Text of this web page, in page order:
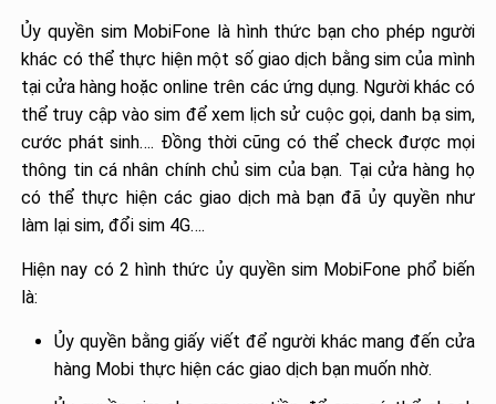
Ủy quyền sim MobiFone là hình thức bạn cho phép người
khác có thể thực hiện một số giao dịch bằng sim của mình
tại cửa hàng hoặc online trên các ứng dụng. Người khác có
thể truy cập vào sim để xem lịch sử cuộc gọi, danh bạ sim,
cước phát sinh…. Đồng thời cũng có thể check được mọi
thông tin cá nhân chính chủ sim của bạn. Tại cửa hàng họ
có thể thực hiện các giao dịch mà bạn đã ủy quyền như
làm lại sim, đổi sim 4G….
Hiện nay có 2 hình thức ủy quyền sim MobiFone phổ biến
là:
Ủy quyền bằng giấy viết để người khác mang đến cửa
hàng Mobi thực hiện các giao dịch bạn muốn nhờ.